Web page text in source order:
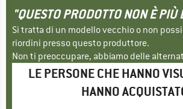
"QUESTO PRODOTTO NON È
Si tratta di un modello vecchio o non
riordini presso questo produttore.
Non ti preoccupare, abbiamo delle
LE PERSONE CHE HANNO
HANNO